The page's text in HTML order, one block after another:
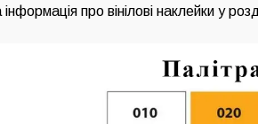
про вінілові наклейки у